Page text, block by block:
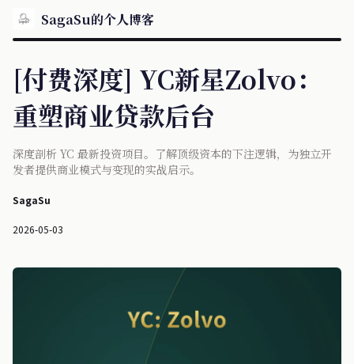
SagaSu的个人博客
[付费深度] YC新星Zolvo：
重塑商业贷款后台
深度剖析 YC 最新投资项目。了解顶级资本的下注逻辑，为独立开
发者提供商业模式与变现的实战启示。
SagaSu
2026-05-03